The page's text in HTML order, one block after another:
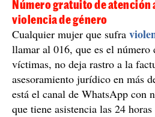
Número gratuito de atención
violencia de género
Cualquier mujer que sufra
llamar al 016, que es el número
víctimas, no deja rastro a la
asesoramiento jurídico en más
está el canal de WhatsApp con
que tiene asistencia las 24